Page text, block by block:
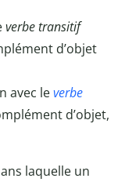
verbe transitif
d’objet
avec leverbe
d’objet,
laquelle un